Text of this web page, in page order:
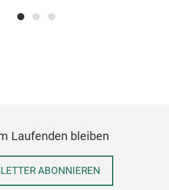
Laufenden bleiben
ABONNIEREN